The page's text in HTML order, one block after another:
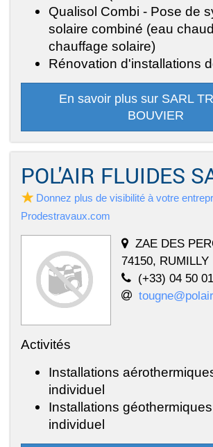
Qualisol Combi - Pose de
solaire combiné (eau
chauffage solaire)
Rénovation d'installations
En savoir plus sur SARL
BOUVIER
POL'AIR FLUIDES
Donnez plus de visibilité à votre
Prodestravaux.com
ZAE DES
74150, RUMILLY
(+33) 04 50
Activités
Installations
individuel
Installations
individuel